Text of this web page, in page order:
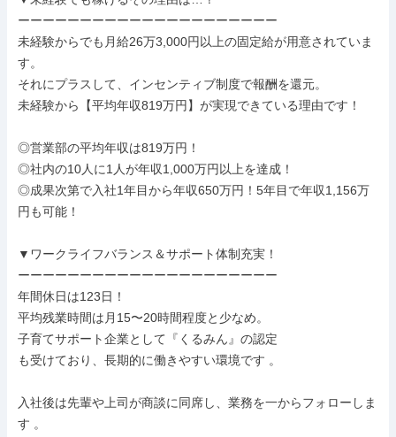
ーーーーーーーーーーーーーーーーーーーーー
未経験からでも月給26万3,000円以上の固定給が用意されていま
す。
それにプラスして、インセンティブ制度で報酬を還元。
未経験から【平均年収819万円】が実現できている理由です！
◎営業部の平均年収は819万円！
◎社内の10人に1人が年収1,000万円以上を達成！
◎成果次第で入社1年目から年収650万円！5年目で年収1,156万
円も可能！
▼ワークライフバランス＆サポート体制充実！
ーーーーーーーーーーーーーーーーーーーーー
年間休日は123日！
平均残業時間は月15〜20時間程度と少なめ。
子育てサポート企業として『くるみん』の認定
も受けており、長期的に働きやすい環境です 。
入社後は先輩や上司が商談に同席し、業務を一からフォローしま
す 。